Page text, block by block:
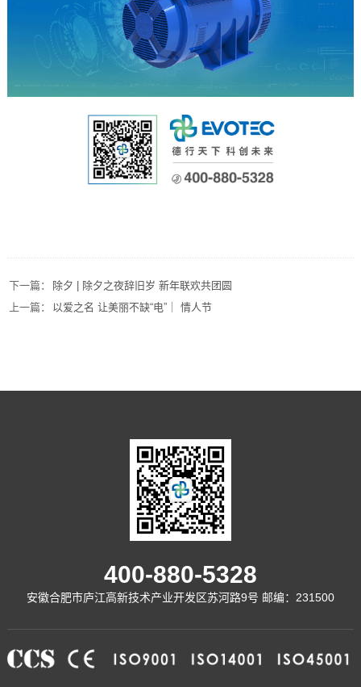
下一篇：
除夕 | 除夕之夜辞旧岁 新年联欢共团圆
上一篇：
以爱之名 让美丽不缺“电”｜ 情人节
400-880-5328
安徽合肥市庐江高新技术产业开发区苏河路9号 邮编：231500